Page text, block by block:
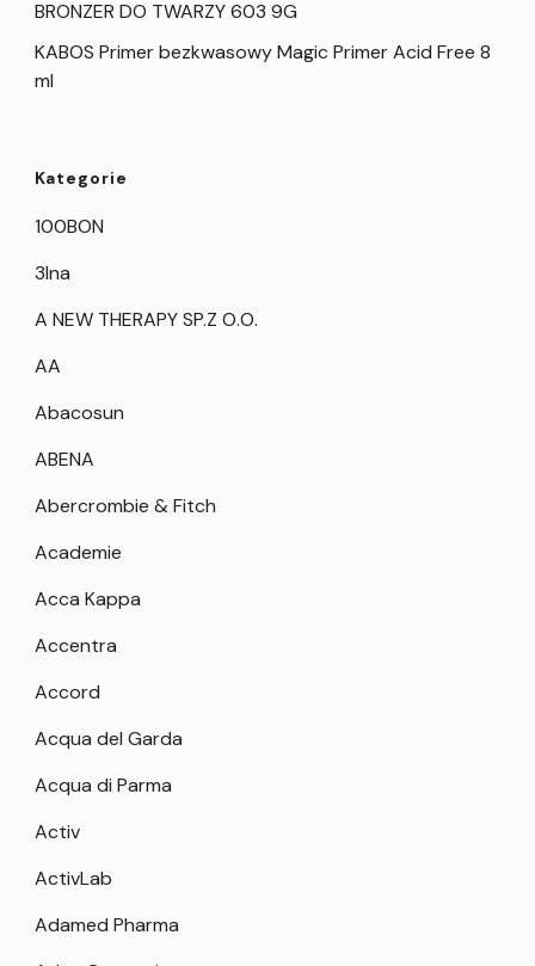
BRONZER DO TWARZY 603 9G
KABOS Primer bezkwasowy Magic Primer Acid Free 8
ml
Kategorie
100BON
3Ina
A NEW THERAPY SP.Z O.O.
AA
Abacosun
ABENA
Abercrombie & Fitch
Academie
Acca Kappa
Accentra
Accord
Acqua del Garda
Acqua di Parma
Activ
ActivLab
Adamed Pharma